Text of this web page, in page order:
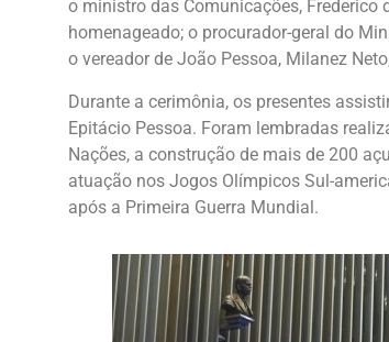
o ministro das Comunicações, Frederico
homenageado; o procurador-geral do
o vereador de João Pessoa, Milanez
Durante a cerimônia, os presentes
Epitácio Pessoa. Foram lembradas
Nações, a construção de mais de 200
atuação nos Jogos Olímpicos Sul-
após a Primeira Guerra Mundial.